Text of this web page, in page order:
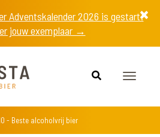
Adventskalender 2026 is gestart!
jouw exemplaar →
Toggle
- Beste alcoholvrij bier